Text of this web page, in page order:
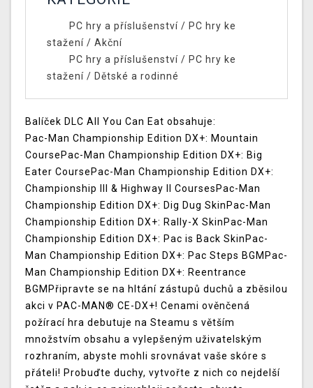
PC hry a příslušenství/ PC hry ke
stažení / Akční
PC hry a příslušenství/ PC hry ke
stažení / Dětské a rodinné
Balíček DLC All You Can Eat obsahuje:
Pac-Man Championship Edition DX+: Mountain
CoursePac-Man Championship Edition DX+: Big
Eater CoursePac-Man Championship Edition DX+:
Championship III & Highway II CoursesPac-Man
Championship Edition DX+: Dig Dug SkinPac-Man
Championship Edition DX+: Rally-X SkinPac-Man
Championship Edition DX+: Pac is Back SkinPac-
Man Championship Edition DX+: Pac Steps BGMPac-
Man Championship Edition DX+: Reentrance
BGMPřipravte se na hltání zástupů duchů a zběsilou
akci v PAC-MAN® CE-DX+! Cenami ověnčená
požírací hra debutuje na Steamu s větším
množstvím obsahu a vylepšeným uživatelským
rozhraním, abyste mohli srovnávat vaše skóre s
přáteli! Probuďte duchy, vytvořte z nich co nejdelší